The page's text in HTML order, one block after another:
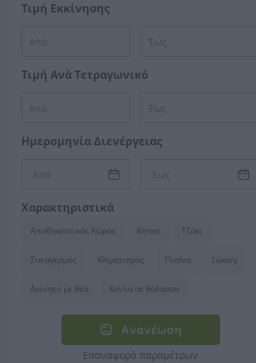
Τιμή Εκκίνησης
Τιμή Ανά Τετραγωνικό
Ημερομηνία Διενέργειας
Χαρακτηριστικά
Αποθηκευτικός Χώρος Κήπος Τζάκι
Συναγερμός Κλιματισμός Πισίνα Luxury
Ακίνητο με θέα Κοντά σε θάλασσα
Ανανέωση
Επαναφορά παραμέτρων